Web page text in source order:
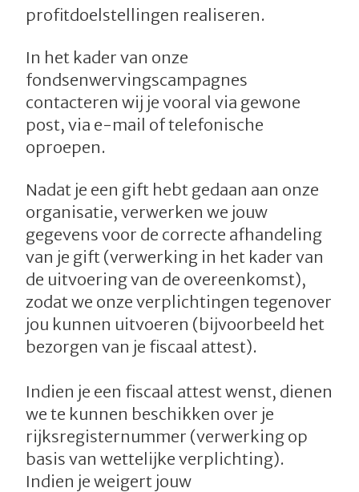
profitdoelstellingen realiseren.
In het kader van onze
fondsenwervingscampagnes
contacteren wij je vooral via gewone
post, via e-mail of telefonische
oproepen.
Nadat je een gift hebt gedaan aan onze
organisatie, verwerken we jouw
gegevens voor de correcte afhandeling
van je gift (verwerking in het kader van
de uitvoering van de overeenkomst),
zodat we onze verplichtingen tegenover
jou kunnen uitvoeren (bijvoorbeeld het
bezorgen van je fiscaal attest).
Indien je een fiscaal attest wenst, dienen
we te kunnen beschikken over je
rijksregisternummer (verwerking op
basis van wettelijke verplichting).
Indien je weigert jouw